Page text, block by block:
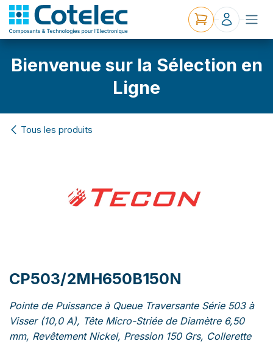
Bienvenue sur la Sélection en
Ligne
Tous les produits
CP503/2MH650B150N
Pointe de Puissance à Queue Traversante Série 503 à
Visser (10,0 A), Tête Micro-Striée de Diamètre 6,50
mm, Revêtement Nickel, Pression 150 Grs, Collerette